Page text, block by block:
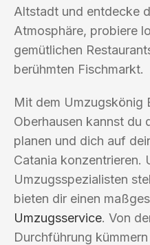
Altstadt und entdecke
Atmosphäre, probiere
gemütlichen
berühmten Fischmarkt.
Mit dem Umzugskönig
Oberhausen kannst du
planen und dich auf
Catania konzentrieren.
Umzugsspezialisten
bieten dir einen
Umzugsservice. Von
Durchführung